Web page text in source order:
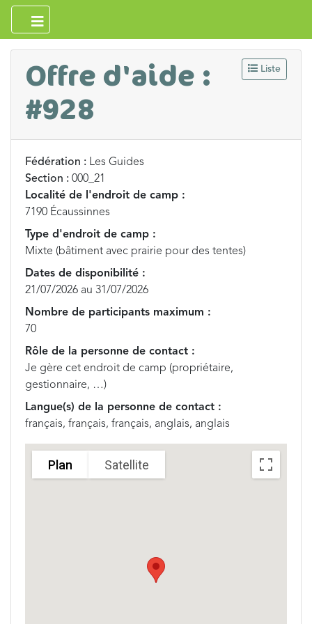
Liste
Offre d'aide :
#928
Fédération : Les Guides
Section : 000_21
Localité de l'endroit de camp :
7190 Écaussinnes
Type d'endroit de camp :
Mixte (bâtiment avec prairie pour des tentes)
Dates de disponibilité :
21/07/2026 au 31/07/2026
Nombre de participants maximum :
70
Rôle de la personne de contact :
Je gère cet endroit de camp (propriétaire,
gestionnaire, …)
Langue(s) de la personne de contact :
français, français, français, anglais, anglais
Plan Satellite